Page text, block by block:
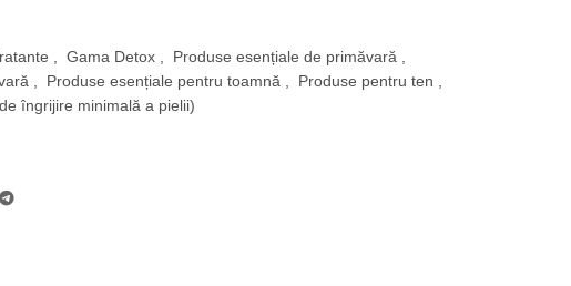
, Gama Detox , Produse esențiale de primăvară ,
, Produse esențiale pentru toamnă , Produse pentru ten ,
îngrijire minimală a pielii)